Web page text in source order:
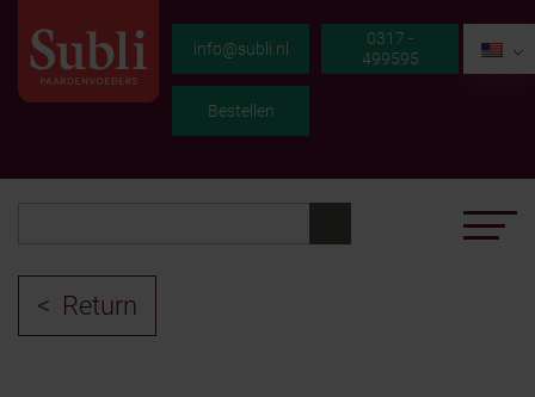
info@subli.nl
0317 -
499595
Bestellen
EN
Return